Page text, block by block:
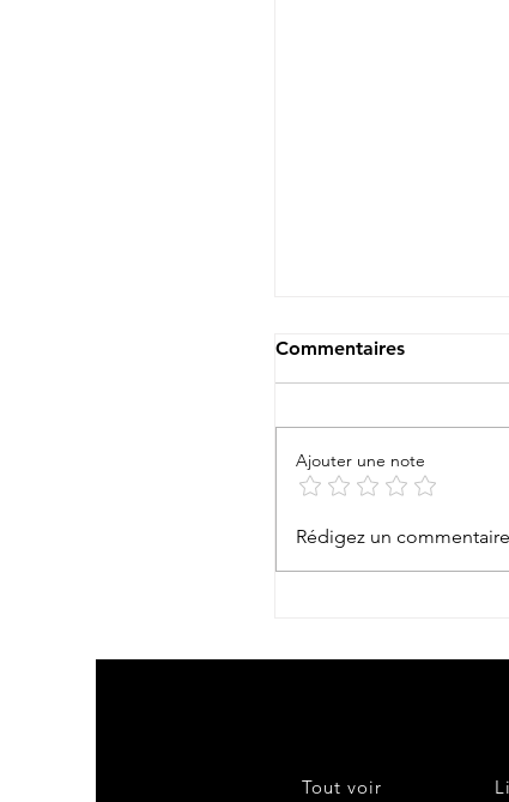
Te Aito Ma’ohi !
Commentaires
Ajouter une note
Rédigez un
Tout voir